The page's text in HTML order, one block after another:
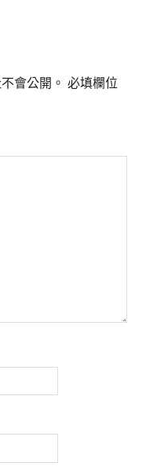
會公開。 必填欄位